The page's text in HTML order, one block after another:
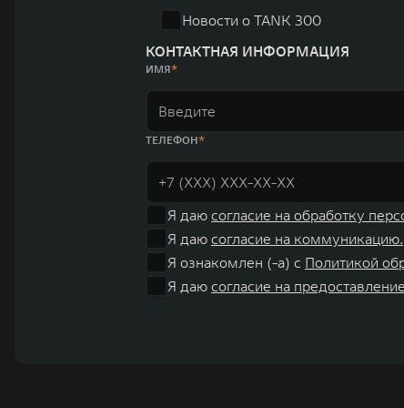
Новости о TANK 300
КОНТАКТНАЯ ИНФОРМАЦИЯ
ИМЯ
ТЕЛЕФОН
Я даю согласие на обработку
Я даю согласие на коммуникацию.
Я ознакомлен (-а) с Политикой
Я даю согласие на